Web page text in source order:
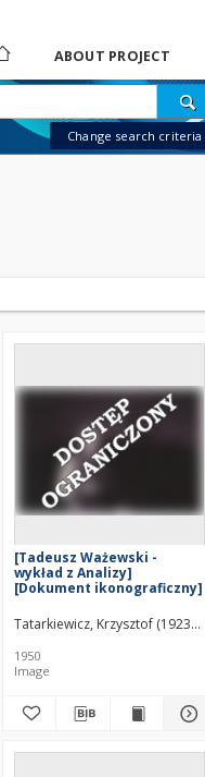
ABOUT PROJECT
Change search criteria
[Tadeusz Ważewski -
wykład z Analizy]
[Dokument ikonograficzny]
Tatarkiewicz, Krzysztof
1950
Image